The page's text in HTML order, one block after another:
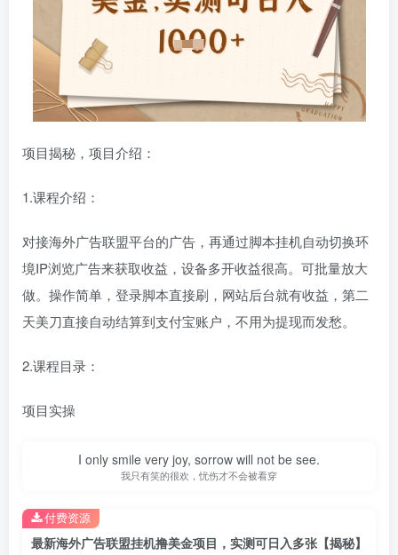
项目揭秘，项目介绍：
1.课程介绍：
对接海外广告联盟平台的广告，再通过脚本挂机自动切换环
境IP浏览广告来获取收益，设备多开收益很高。可批量放大
做。操作简单，登录脚本直接刷，网站后台就有收益，第二
天美刀直接自动结算到支付宝账户，不用为提现而发愁。
2.课程目录：
项目实操
I only smile very joy, sorrow will not be see.
我只有笑的很欢，忧伤才不会被看穿
最新海外广告联盟挂机撸美金项目，实测可日入多张【揭秘】
付费资源